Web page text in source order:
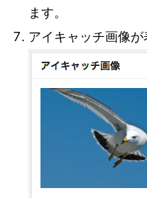
ます。
アイキャッチ画像が